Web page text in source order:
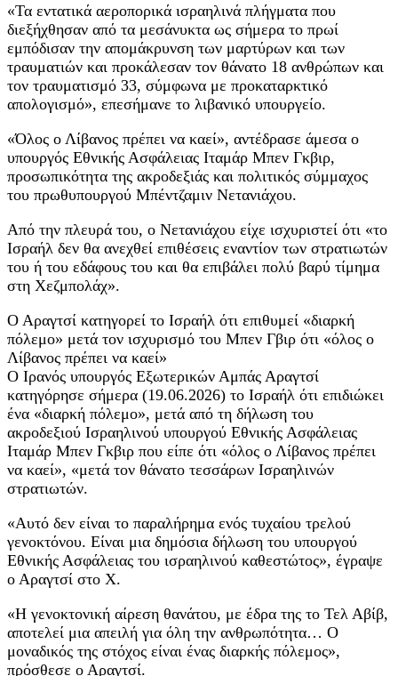
«Τα εντατικά αεροπορικά ισραηλινά πλήγματα που
διεξήχθησαν από τα μεσάνυκτα ως σήμερα το πρωί
εμπόδισαν την απομάκρυνση των μαρτύρων και των
τραυματιών και προκάλεσαν τον θάνατο 18 ανθρώπων και
τον τραυματισμό 33, σύμφωνα με προκαταρκτικό
απολογισμό», επεσήμανε το λιβανικό υπουργείο.
«Όλος ο Λίβανος πρέπει να καεί», αντέδρασε άμεσα ο
υπουργός Εθνικής Ασφάλειας Ιταμάρ Μπεν Γκβιρ,
προσωπικότητα της ακροδεξιάς και πολιτικός σύμμαχος
του πρωθυπουργού Μπέντζαμιν Νετανιάχου.
Από την πλευρά του, ο Νετανιάχου είχε ισχυριστεί ότι «το
Ισραήλ δεν θα ανεχθεί επιθέσεις εναντίον των στρατιωτών
του ή του εδάφους του και θα επιβάλει πολύ βαρύ τίμημα
στη Χεζμπολάχ».
Ο Αραγτσί κατηγορεί το Ισραήλ ότι επιθυμεί «διαρκή
πόλεμο» μετά τον ισχυρισμό του Μπεν Γβιρ ότι «όλος ο
Λίβανος πρέπει να καεί»
Ο Ιρανός υπουργός Εξωτερικών Αμπάς Αραγτσί
κατηγόρησε σήμερα (19.06.2026) το Ισραήλ ότι επιδιώκει
ένα «διαρκή πόλεμο», μετά από τη δήλωση του
ακροδεξιού Ισραηλινού υπουργού Εθνικής Ασφάλειας
Ιταμάρ Μπεν Γκβιρ που είπε ότι «όλος ο Λίβανος πρέπει
να καεί», «μετά τον θάνατο τεσσάρων Ισραηλινών
στρατιωτών.
«Αυτό δεν είναι το παραλήρημα ενός τυχαίου τρελού
γενοκτόνου. Είναι μια δημόσια δήλωση του υπουργού
Εθνικής Ασφάλειας του ισραηλινού καθεστώτος», έγραψε
ο Αραγτσί στο X.
«Η γενοκτονική αίρεση θανάτου, με έδρα της το Τελ Αβίβ,
αποτελεί μια απειλή για όλη την ανθρωπότητα… Ο
μοναδικός της στόχος είναι ένας διαρκής πόλεμος»,
πρόσθεσε ο Αραγτσί.